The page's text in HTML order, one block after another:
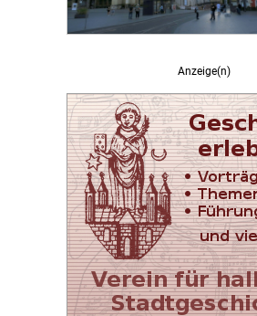
Anzeige(n)